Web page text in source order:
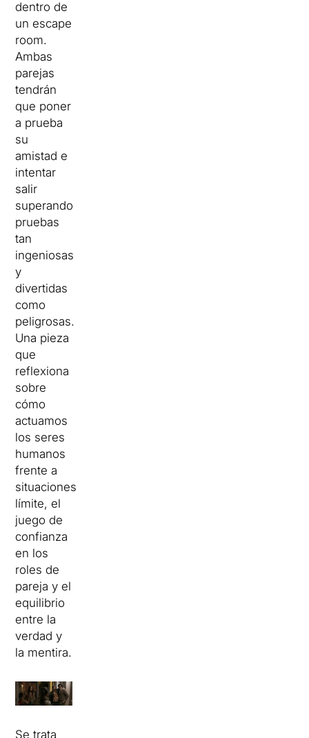
dentro de
un escape
room.
Ambas
parejas
tendrán
que poner
a prueba
su
amistad e
intentar
salir
superando
pruebas
tan
ingeniosas
y
divertidas
como
peligrosas.
Una pieza
que
reflexiona
sobre
cómo
actuamos
los seres
humanos
frente a
situaciones
límite, el
juego de
confianza
en los
roles de
pareja y el
equilibrio
entre la
verdad y
la mentira.
Se trata